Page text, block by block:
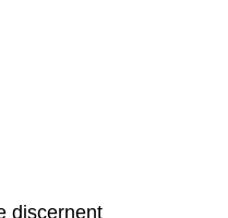
discernent